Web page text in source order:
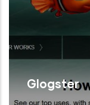
Glogster